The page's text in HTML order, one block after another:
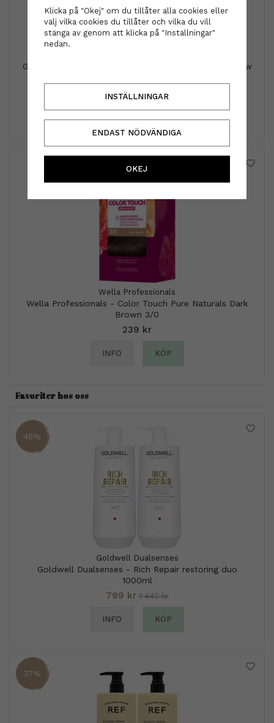
Goldwell Dualsenses - Blondes & highlights anti-yellow
229 kr
Wella Professionals
Wella Professionals - Color Touch Pure Naturals Dark
Brown 3/0
239 kr
INFO KÖP
Favoriter hos oss
45%
Goldwell Dualsenses
Goldwell Dualsenses - Rich Repair restoring duo
1000ml
799 kr 1 442 kr
INFO KÖP
37%
Klicka på "Okej" om du tillåter alla cookies eller
välj vilka cookies du tillåter och vilka du vill
stänga av genom att klicka på "Inställningar"
nedan.
INSTÄLLNINGAR
ENDAST NÖDVÄNDIGA
OKEJ